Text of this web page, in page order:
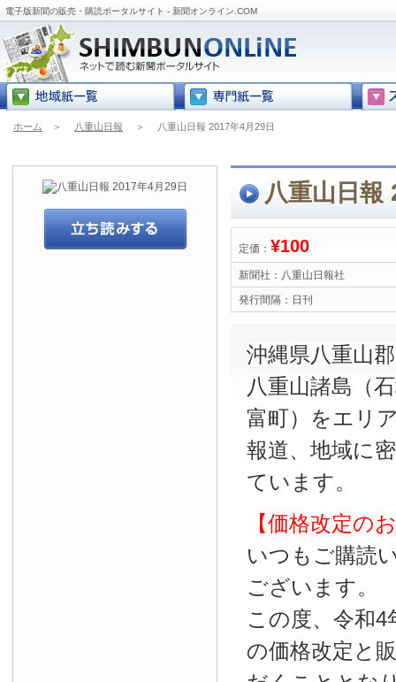
電子版新聞の販売・購読ポータルサイト - 新聞オンライン.COM
ホーム ＞ 八重山日報 ＞ 八重山日報 2017年4月29日
八重山日報
定価： ¥100
新聞社： 八重山日報社
発行間隔： 日刊
沖縄県八重山
八重山諸島（
富町）をエリ
報道、地域に
ています。
【価格改定の
いつもご購読
ございます。
この度、令和4
の価格改定と